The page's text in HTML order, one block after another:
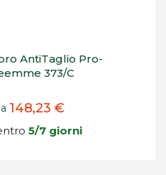
AntiTaglio Pro-
373/C
148,23 €
5/7 giorni